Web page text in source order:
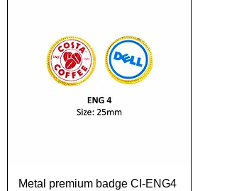
Metal premium badge CI-ENG4